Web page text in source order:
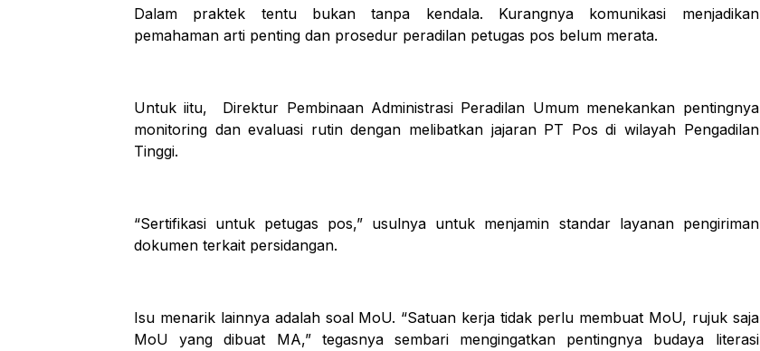
Dalam praktek tentu bukan tanpa kendala. Kurangnya komunikasi menjadikan
pemahaman arti penting dan prosedur peradilan petugas pos belum merata.
Untuk iitu, Direktur Pembinaan Administrasi Peradilan Umum menekankan pentingnya
monitoring dan evaluasi rutin dengan melibatkan jajaran PT Pos di wilayah Pengadilan
Tinggi.
“Sertifikasi untuk petugas pos,” usulnya untuk menjamin standar layanan pengiriman
dokumen terkait persidangan.
Isu menarik lainnya adalah soal MoU. “Satuan kerja tidak perlu membuat MoU, rujuk saja
MoU yang dibuat MA,” tegasnya sembari mengingatkan pentingnya budaya literasi